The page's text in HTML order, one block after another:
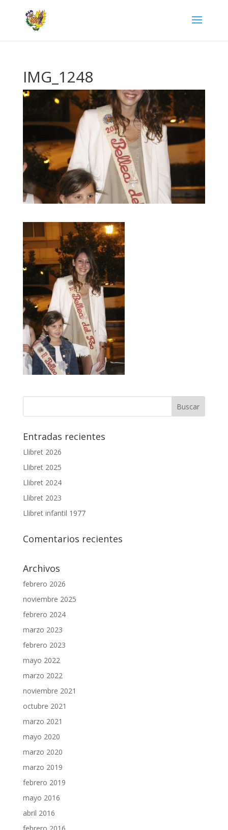
IMG_1248
Entradas recientes
Llibret 2026
Llibret 2025
Llibret 2024
Llibret 2023
Llibret infantil 1977
Comentarios recientes
Archivos
febrero 2026
noviembre 2025
febrero 2024
marzo 2023
febrero 2023
mayo 2022
marzo 2022
noviembre 2021
octubre 2021
marzo 2021
mayo 2020
marzo 2020
marzo 2019
febrero 2019
mayo 2016
abril 2016